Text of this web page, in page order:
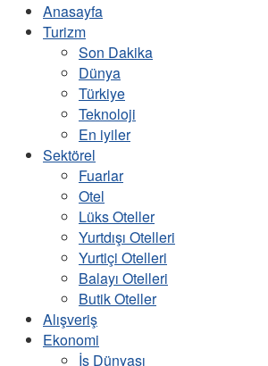
Anasayfa
Turizm
Son Dakika
Dünya
Türkiye
Teknoloji
En iyiler
Sektörel
Fuarlar
Otel
Lüks Oteller
Yurtdışı Otelleri
Yurtiçi Otelleri
Balayı Otelleri
Butik Oteller
Alışveriş
Ekonomi
İş Dünyası